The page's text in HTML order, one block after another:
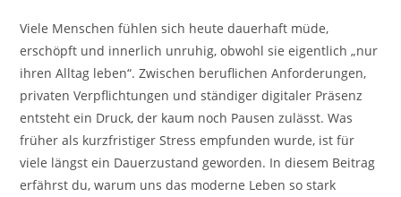
Viele Menschen fühlen sich heute dauerhaft müde,
erschöpft und innerlich unruhig, obwohl sie eigentlich „nur
ihren Alltag leben“. Zwischen beruflichen Anforderungen,
privaten Verpflichtungen und ständiger digitaler Präsenz
entsteht ein Druck, der kaum noch Pausen zulässt. Was
früher als kurzfristiger Stress empfunden wurde, ist für
viele längst ein Dauerzustand geworden. In diesem Beitrag
erfährst du, warum uns das moderne Leben so stark